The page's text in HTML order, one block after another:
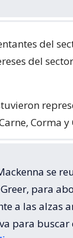
del
del
Corma
se
Greer, para
a las alzas
para